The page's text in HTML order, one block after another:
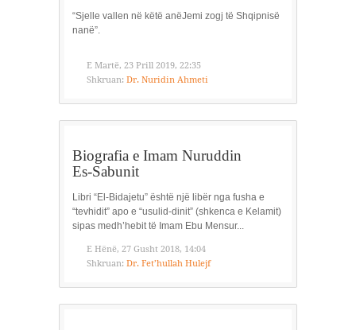
“Sjelle vallen në këtë anëJemi zogj të Shqipnisë
nanë”.
E Martë, 23 Prill 2019, 22:35
Shkruan: Dr. Nuridin Ahmeti
Biografia e Imam Nuruddin
Es-Sabunit
Libri “El-Bidajetu” është një libër nga fusha e
“tevhidit” apo e “usulid-dinit” (shkenca e Kelamit)
sipas medh’hebit të Imam Ebu Mensur...
E Hënë, 27 Gusht 2018, 14:04
Shkruan: Dr. Fet’hullah Hulejf